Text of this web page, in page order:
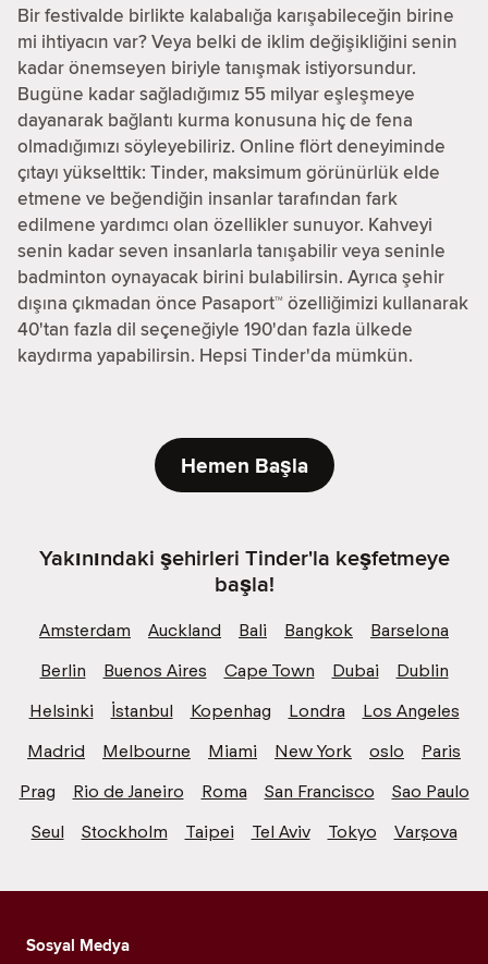
Bir festivalde birlikte kalabalığa karışabileceğin birine
mi ihtiyacın var? Veya belki de iklim değişikliğini senin
kadar önemseyen biriyle tanışmak istiyorsundur.
Bugüne kadar sağladığımız 55 milyar eşleşmeye
dayanarak bağlantı kurma konusuna hiç de fena
olmadığımızı söyleyebiliriz. Online flört deneyiminde
çıtayı yükselttik: Tinder, maksimum görünürlük elde
etmene ve beğendiğin insanlar tarafından fark
edilmene yardımcı olan özellikler sunuyor. Kahveyi
senin kadar seven insanlarla tanışabilir veya seninle
badminton oynayacak birini bulabilirsin. Ayrıca şehir
dışına çıkmadan önce Pasaport™ özelliğimizi kullanarak
40'tan fazla dil seçeneğiyle 190'dan fazla ülkede
kaydırma yapabilirsin. Hepsi Tinder'da mümkün.
Hemen Başla
Yakınındaki şehirleri Tinder'la keşfetmeye
başla!
Amsterdam Auckland Bali Bangkok
Barselona
Berlin
Buenos Aires Cape Town Dubai
Dublin
Helsinki
İstanbul Kopenhag Londra
Los Angeles
Madrid
Melbourne Miami New York oslo
Paris
Prag
Rio de Janeiro Roma San Francisco
Sao Paulo
Seul
Stockholm Taipei Tel Aviv Tokyo Varşova
Sosyal Medya